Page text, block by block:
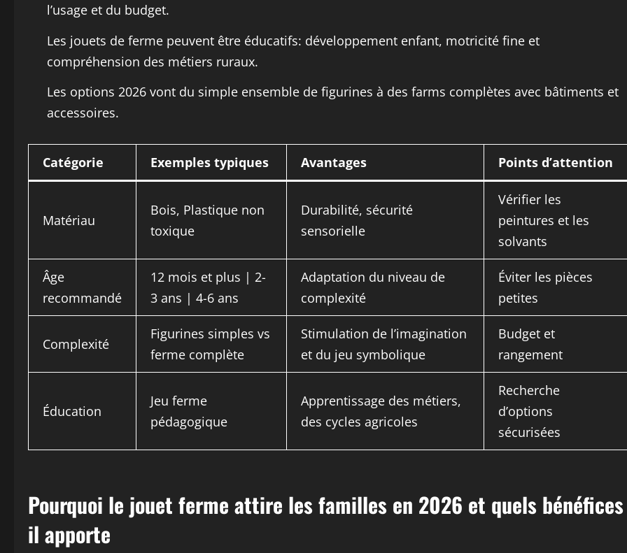
l’usage et du budget.
Les jouets de ferme peuvent être éducatifs: développement enfant, motricité fine et
compréhension des métiers ruraux.
Les options 2026 vont du simple ensemble de figurines à des farms complètes avec bâtiments et
accessoires.
Catégorie Exemples typiques Avantages Points d’attention
Matériau
Bois, Plastique non
toxique
Durabilité, sécurité
sensorielle
Vérifier les
peintures et les
solvants
Âge
recommandé
12 mois et plus | 2-
3 ans | 4-6 ans
Adaptation du niveau de
complexité
Éviter les pièces
petites
Complexité
Figurines simples vs
ferme complète
Stimulation de l’imagination
et du jeu symbolique
Budget et
rangement
Éducation
Jeu ferme
pédagogique
Apprentissage des métiers,
des cycles agricoles
Recherche
d’options
sécurisées
Pourquoi le jouet ferme attire les familles en 2026 et quels bénéfices
il apporte